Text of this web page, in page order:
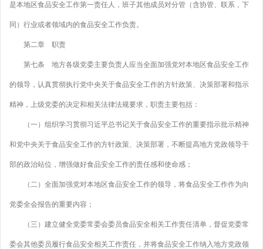
是本地区食品安全工作第一责任人，班子其他成员对分管（含协管、联系，下
同）行业或者领域内的食品安全工作负责。
第二章 职责
第七条 地方各级党委主要负责人应当全面加强党对本地区食品安全工作
的领导，认真贯彻执行党中央关于食品安全工作的方针政策、决策部署和指示
精神，上级党委的决定和相关法律法规要求，职责主要包括：
（一）组织学习贯彻习近平总书记关于食品安全工作的重要指示批示精神
和党中央关于食品安全工作的方针政策、决策部署，不断提高地方党政领导干
部的政治站位，增强做好食品安全工作的责任感和使命感；
（二）全面加强党对本地区食品安全工作的领导，将食品安全工作作为向
党委全会报告的重要内容；
（三）建立健全党委常委会委员食品安全相关工作责任清单，督促党委常
委会其他委员履行食品安全相关工作责任，并将食品安全工作纳入地方党政领